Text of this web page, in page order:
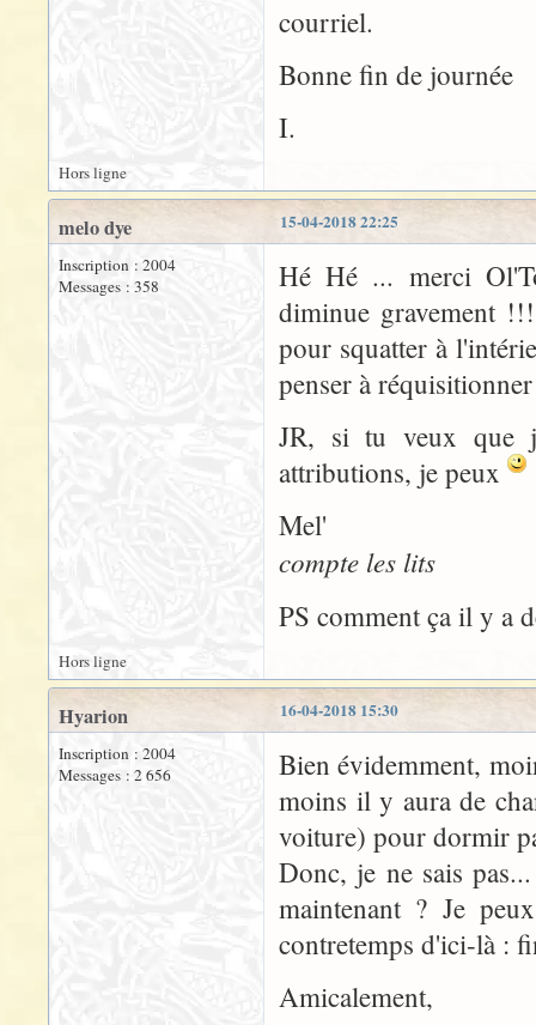
courriel.
Bonne fin de journée
I.
Hors ligne
15-04-2018 22:25
melo dye
Inscription : 2004
Messages : 358
Hé Hé ... merci
diminue gravement
pour squatter à
penser à
JR, si tu veux que
attributions, je peux
Mel'
compte les lits
PS comment ça il y a
Hors ligne
16-04-2018 15:30
Hyarion
Inscription : 2004
Messages : 2 656
Bien évidemment,
moins il y aura de
voiture) pour dormir
Donc, je ne sais
maintenant ? Je
contretemps d'ici-là :
Amicalement,